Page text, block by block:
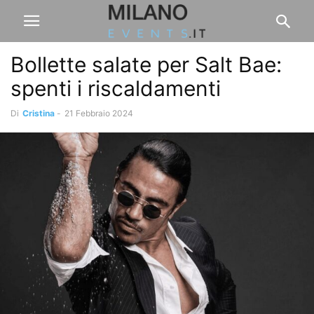
Bollette salate per Salt Bae:
spenti i riscaldamenti
Di Cristina - 21 Febbraio 2024